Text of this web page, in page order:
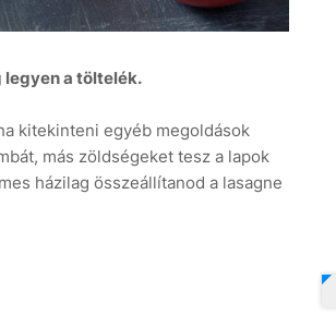
legyen a töltelék.
kitekinteni egyéb megoldások
más zöldségeket tesz a lapok
házilag összeállítanod a lasagne